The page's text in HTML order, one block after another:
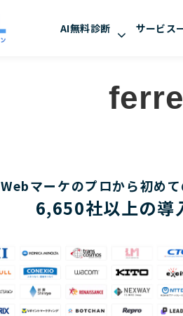
AI無料診断 サービス
Webマーケのプロから初め
6,650社以上の導